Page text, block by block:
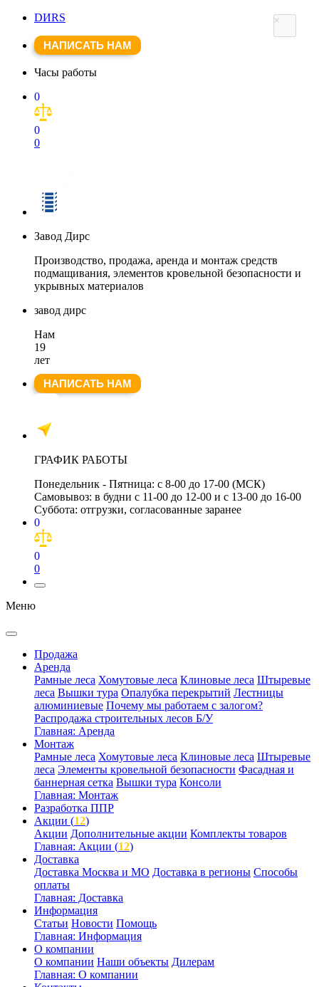
DИRS
НАПИСАТЬ НАМ
Часы работы
0
0
0
Завод Дирс
Производство, продажа, аренда и монтаж средств
подмащивания, элементов кровельной безопасности и
укрывных материалов
завод дирс
Нам
19
лет
НАПИСАТЬ НАМ
ГРАФИК РАБОТЫ
Понедельник - Пятница: с 8-00 до 17-00 (МСК)
Самовывоз: в будни с 11-00 до 12-00 и с 13-00 до 16-00
Суббота: отгрузки, согласованные заранее
0
0
0
Меню
Продажа
Аренда
Рамные леса Хомутовые леса Клиновые леса Штыревые
леса Вышки тура Опалубка перекрытий Лестницы
алюминиевые Почему мы работаем с залогом?
Распродажа строительных лесов Б/У
Главная: Аренда
Монтаж
Рамные леса Хомутовые леса Клиновые леса Штыревые
леса Элементы кровельной безопасности Фасадная и
баннерная сетка Вышки тура Консоли
Главная: Монтаж
Разработка ППР
Акции (12)
Акции Дополнительные акции Комплекты товаров
Главная: Акции (12)
Доставка
Доставка Москва и МО Доставка в регионы Способы
оплаты
Главная: Доставка
Информация
Статьи Новости Помощь
Главная: Информация
О компании
О компании Наши объекты Дилерам
Главная: О компании
×